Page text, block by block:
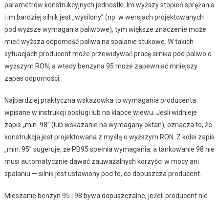
parametrów konstrukcyjnych jednostki. Im wyższy stopień sprężania
i im bardziej silnik jest „wysilony” (np. w wersjach projektowanych
pod wyższe wymagania paliwowe), tym większe znaczenie może
mieć wyższa odporność paliwa na spalanie stukowe. W takich
sytuacjach producent może przewidywać pracę silnika pod paliwo o
wyższym RON, a wtedy benzyna 95 może zapewniać mniejszy
zapas odporności.
Najbardziej praktyczna wskazówka to wymagania producenta
wpisane w instrukcji obsługi lub na klapce wlewu. Jeśli widnieje
zapis „min. 98” (lub wskazanie na wymagany oktan), oznacza to, że
konstrukcja jest projektowana z myślą o wyższym RON. Z kolei zapis
„min. 95” sugeruje, że PB95 spełnia wymagania, a tankowanie 98 nie
musi automatycznie dawać zauważalnych korzyści w mocy ani
spalaniu — silnik jest ustawiony pod to, co dopuszcza producent.
Mieszanie benzyn 95 i 98 bywa dopuszczalne, jeżeli producent nie